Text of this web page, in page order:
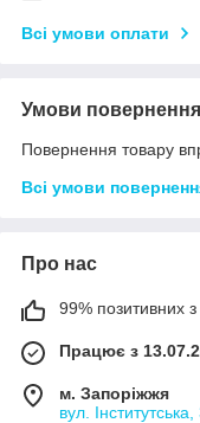
Всі умови оплати
Умови повернення
Повернення товару
Всі умови
Про нас
99% позитивних з
Працює з
м. Запоріжжя
вул.